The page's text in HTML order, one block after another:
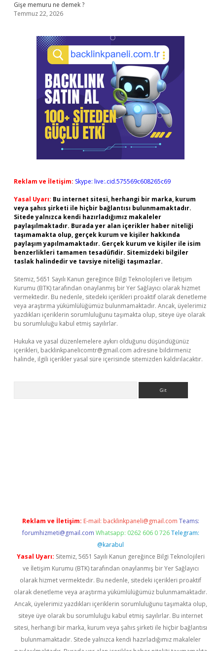
Gişe memuru ne demek ?
Temmuz 22, 2026
Reklam ve İletişim: Skype: live:.cid.575569c608265c69
Yasal Uyarı: Bu internet sitesi, herhangi bir marka, kurum
veya şahıs şirketi ile hiçbir bağlantısı bulunmamaktadır.
Sitede yalnızca kendi hazırladığımız makaleler
paylaşılmaktadır. Burada yer alan içerikler haber niteliği
taşımamakta olup, gerçek kurum ve kişiler hakkında
paylaşım yapılmamaktadır. Gerçek kurum ve kişiler ile isim
benzerlikleri tamamen tesadüfidir. Sitemizdeki bilgiler
taslak halindedir ve tavsiye niteliği taşımazlar.
Sitemiz, 5651 Sayılı Kanun gereğince Bilgi Teknolojileri ve İletişim
Kurumu (BTK) tarafından onaylanmış bir Yer Sağlayıcı olarak hizmet
vermektedir. Bu nedenle, sitedeki içerikleri proaktif olarak denetleme
veya araştırma yükümlülüğümüz bulunmamaktadır. Ancak, üyelerimiz
yazdıkları içeriklerin sorumluluğunu taşımakta olup, siteye üye olarak
bu sorumluluğu kabul etmiş sayılırlar.
Hukuka ve yasal düzenlemelere aykırı olduğunu düşündüğünüz
içerikleri, backlinkpanelicomtr@gmail.com adresine bildirmeniz
halinde, ilgili içerikler yasal süre içerisinde sitemizden kaldırılacaktır.
Reklam ve İletişim: E-mail: backlinkpaneli@gmail.com Teams:
forumhizmeti@gmail.com Whatsapp: 0262 606 0 726 Telegram:
@karabul
Yasal Uyarı: Sitemiz, 5651 Sayılı Kanun gereğince Bilgi Teknolojileri
ve İletişim Kurumu (BTK) tarafından onaylanmış bir Yer Sağlayıcı
olarak hizmet vermektedir. Bu nedenle, sitedeki içerikleri proaktif
olarak denetleme veya araştırma yükümlülüğümüz bulunmamaktadır.
Ancak, üyelerimiz yazdıkları içeriklerin sorumluluğunu taşımakta olup,
siteye üye olarak bu sorumluluğu kabul etmiş sayılırlar. Bu internet
sitesi, herhangi bir marka, kurum veya şahıs şirketi ile hiçbir bağlantısı
bulunmamaktadır. Sitede yalnızca kendi hazırladığımız makaleler